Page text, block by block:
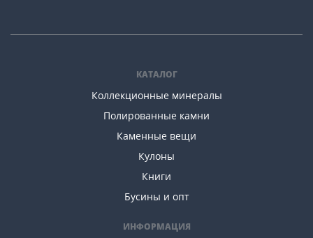
КАТАЛОГ
Коллекционные минералы
Полированные камни
Каменные вещи
Кулоны
Книги
Бусины и опт
ИНФОРМАЦИЯ